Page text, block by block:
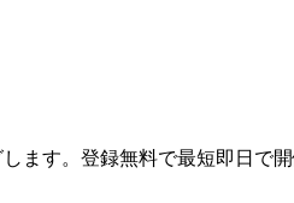
ます。登録無料で最短即日で